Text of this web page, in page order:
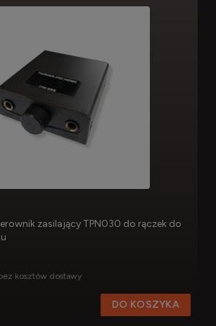
zasilający TPN030 do rączek do
kosztów dostawy
DO KOSZYKA